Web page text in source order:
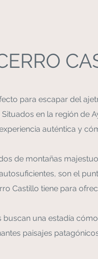
para escapar del
en la región de
auténtica y
de montañas
son el
Castillo tiene para
una estadía
paisajes